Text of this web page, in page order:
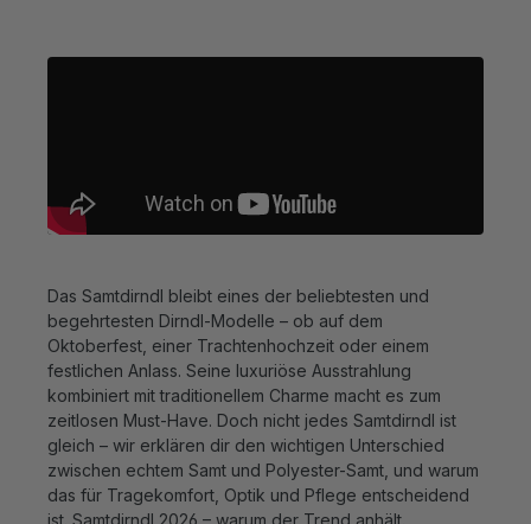
begehrtesten Dirndl-Modelle – ob auf dem
Oktoberfest, einer Trachtenhochzeit oder einem
festlichen Anlass. Seine luxuriöse Ausstrahlung
kombiniert mit traditionellem Charme macht es zum
zeitlosen Must-Have. Doch nicht jedes Samtdirndl ist
gleich – wir erklären dir den wichtigen Unterschied
zwischen echtem Samt und Polyester-Samt, und warum
das für Tragekomfort, Optik und Pflege entscheidend
ist. Samtdirndl 2026 – warum der Trend anhält.